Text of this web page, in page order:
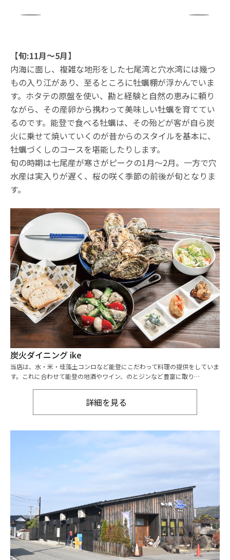
【旬:11月〜5月】
内海に面し、複雑な地形をした七尾湾と穴水湾には幾つ
もの入り江があり、至るところに牡蠣棚が浮かんでいま
す。ホタテの原盤を使い、勘と経験と自然の恵みに頼り
ながら、その産卵から携わって美味しい牡蠣を育ててい
るのです。能登で食べる牡蠣は、その殆どが客が自ら炭
火に乗せて焼いていくのが昔からのスタイルを基本に、
牡蠣づくしのコースを堪能したりします。
旬の時期は七尾産が寒さがピークの1月〜2月。一方で穴
水産は実入りが遅く、桜の咲く季節の前後が旬となりま
す。
炭火ダイニング ike
当店は、水・米・珪藻土コンロなど能登にこだわって料理の提供をしていま
す。これに合わせて能登の地酒やワイン、のとジンなど豊富に取り…
詳細を見る